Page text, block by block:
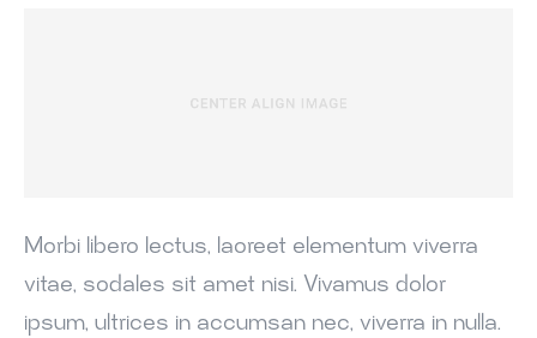
Morbi libero lectus, laoreet elementum viverra
vitae, sodales sit amet nisi. Vivamus dolor
ipsum, ultrices in accumsan nec, viverra in nulla.